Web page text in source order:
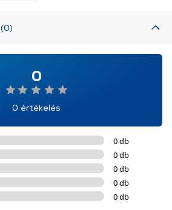
(0)
0
0 értékelés
0 db
0 db
0 db
0 db
0 db